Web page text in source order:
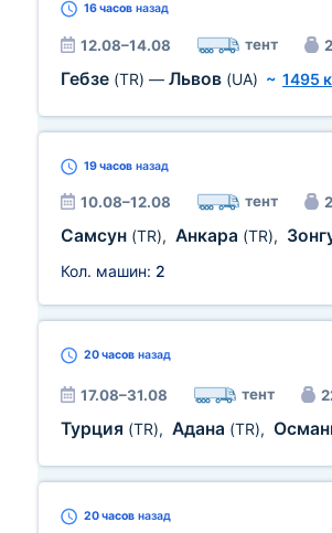
16 часов назад
12.08–14.08 тент
Гебзе (TR) — Львов (UA) ~ 1495
19 часов назад
10.08–12.08 тент
Самсун (TR), Анкара (TR),
Кол. машин: 2
20 часов назад
17.08–31.08 тент
Турция (TR), Адана (TR),
20 часов назад